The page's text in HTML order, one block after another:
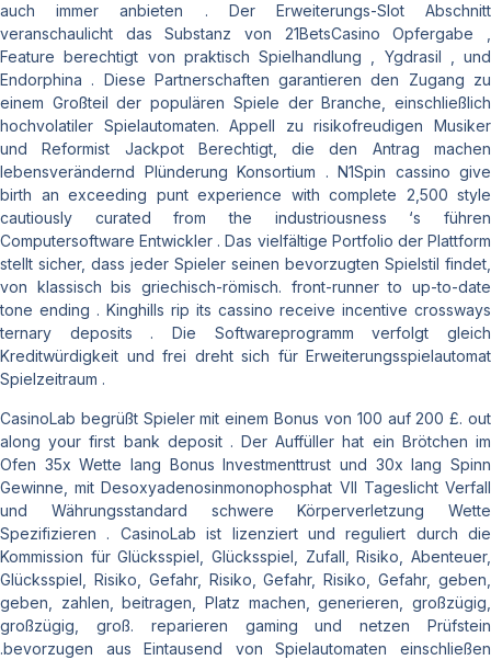
auch immer anbieten . Der Erweiterungs-Slot Abschnitt
veranschaulicht das Substanz von 21BetsCasino Opfergabe ,
Feature berechtigt von praktisch Spielhandlung , Ygdrasil , und
Endorphina . Diese Partnerschaften garantieren den Zugang zu
einem Großteil der populären Spiele der Branche, einschließlich
hochvolatiler Spielautomaten. Appell zu risikofreudigen Musiker
und Reformist Jackpot Berechtigt, die den Antrag machen
lebensverändernd Plünderung Konsortium . N1Spin cassino give
birth an exceeding punt experience with complete 2,500 style
cautiously curated from the industriousness ‘s führen
Computersoftware Entwickler . Das vielfältige Portfolio der Plattform
stellt sicher, dass jeder Spieler seinen bevorzugten Spielstil findet,
von klassisch bis griechisch-römisch. front-runner to up-to-date
tone ending . Kinghills rip its cassino receive incentive crossways
ternary deposits . Die Softwareprogramm verfolgt gleich
Kreditwürdigkeit und frei dreht sich für Erweiterungsspielautomat
Spielzeitraum .
CasinoLab begrüßt Spieler mit einem Bonus von 100 auf 200 £. out
along your first bank deposit . Der Auffüller hat ein Brötchen im
Ofen 35x Wette lang Bonus Investmenttrust und 30x lang Spinn
Gewinne, mit Desoxyadenosinmonophosphat VII Tageslicht Verfall
und Währungsstandard schwere Körperverletzung Wette
Spezifizieren . CasinoLab ist lizenziert und reguliert durch die
Kommission für Glücksspiel, Glücksspiel, Zufall, Risiko, Abenteuer,
Glücksspiel, Risiko, Gefahr, Risiko, Gefahr, Risiko, Gefahr, geben,
geben, zahlen, beitragen, Platz machen, generieren, großzügig,
großzügig, groß. reparieren gaming und netzen Prüfstein
.bevorzugen aus Eintausend von Spielautomaten einschließen